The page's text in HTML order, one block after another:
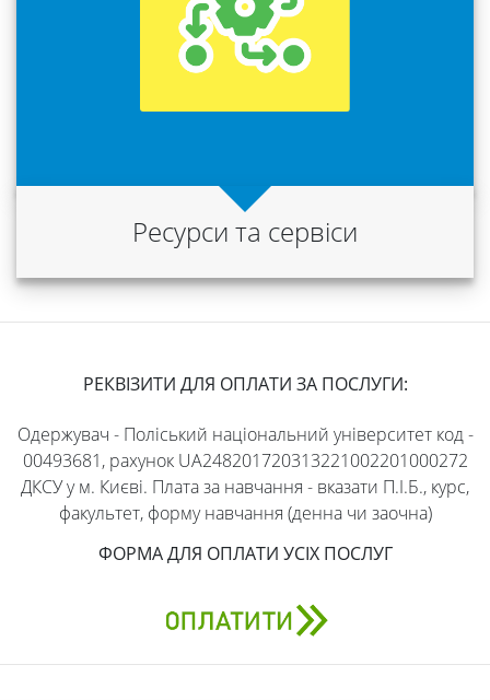
Ресурси та сервіси
РЕКВІЗИТИ ДЛЯ ОПЛАТИ ЗА ПОСЛУГИ:
Одержувач - Поліський національний університет код -
00493681, рахунок UA248201720313221002201000272
ДКСУ у м. Києві. Плата за навчання - вказати П.І.Б., курс,
факультет, форму навчання (денна чи заочна)
ФОРМА ДЛЯ ОПЛАТИ УСІХ ПОСЛУГ